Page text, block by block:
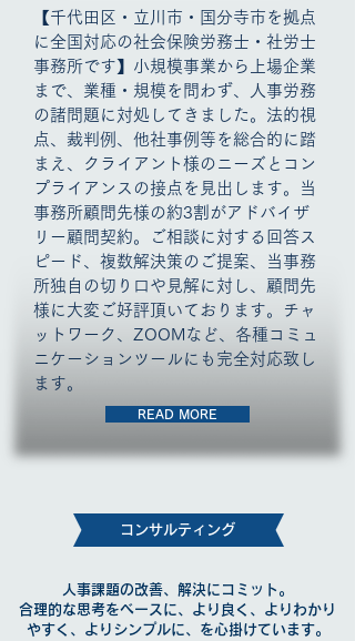
【千代田区・立川市・国分寺市を拠点
に全国対応の社会保険労務士・ 社労士
事務所です】 小規模事業から上場企業
まで、業種・規模を問わず、人事労務
の諸問題に対処してきました。法的視
点、裁判例、他社事例等を総合的に踏
まえ、クライアント様のニーズとコン
プライアンスの接点を見出します。当
事務所顧問先様の約3割がアドバイザ
リー顧問契約。ご相談に対する回答ス
ピード、複数解決策のご提案、当事務
所独自の切り口や見解に対し、顧問先
様に大変ご好評頂いております。チャ
ットワーク、ZOOMなど、各種コミュ
ニケーションツールにも完全対応致し
ます。
READ MORE
​コンサルティング
人事課題の改善、解決にコミット。
合理的な思考をベースに、より良く、よりわかり
やすく、よりシンプルに、を心掛けています。